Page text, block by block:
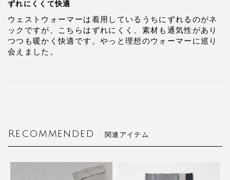
ずれにくくて快適
ウェストウォーマーは着用しているうちにずれるのがネ
ックですが、こちらはずれにくく、素材も通気性があり
つつも暖かく快適です。やっと理想のウォーマーに巡り
会えました。
Recommended 関連アイテム